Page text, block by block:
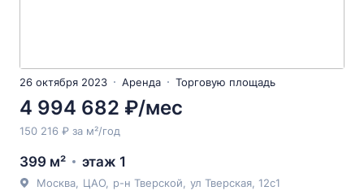
26 октября 2023 Аренда Торговую площадь
4 994 682 ₽/мес
150 216 ₽ за м²/год
399 м² этаж 1
Москва ЦАО р-н Тверской ул Тверская , 12с1